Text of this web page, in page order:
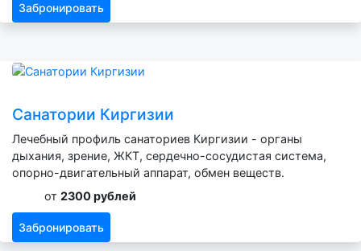
Забронировать
Санатории Киргизии
Лечебный профиль санаториев Киргизии - органы
дыхания, зрение, ЖКТ, сердечно-сосудистая система,
опорно-двигательный аппарат, обмен веществ.
от 2300 рублей
Забронировать